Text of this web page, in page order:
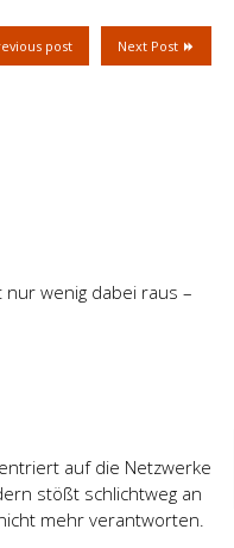
Next Post
post
wenig dabei raus –
auf die Netzwerke
stößt schlichtweg an
mehr verantworten.